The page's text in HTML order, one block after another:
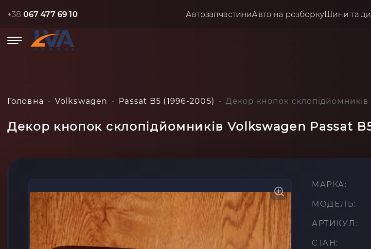
+38 067 477 69 10 АвтозапчастиниАвто на розборкуШини та
Головна Volkswagen Passat B5 (1996-2005) Декор кнопок склопідйомників
Декор кнопок склопідйомників Volkswagen Passat
МАРКА:
МОДЕЛЬ:
АРТИКУЛ:
СТАН: